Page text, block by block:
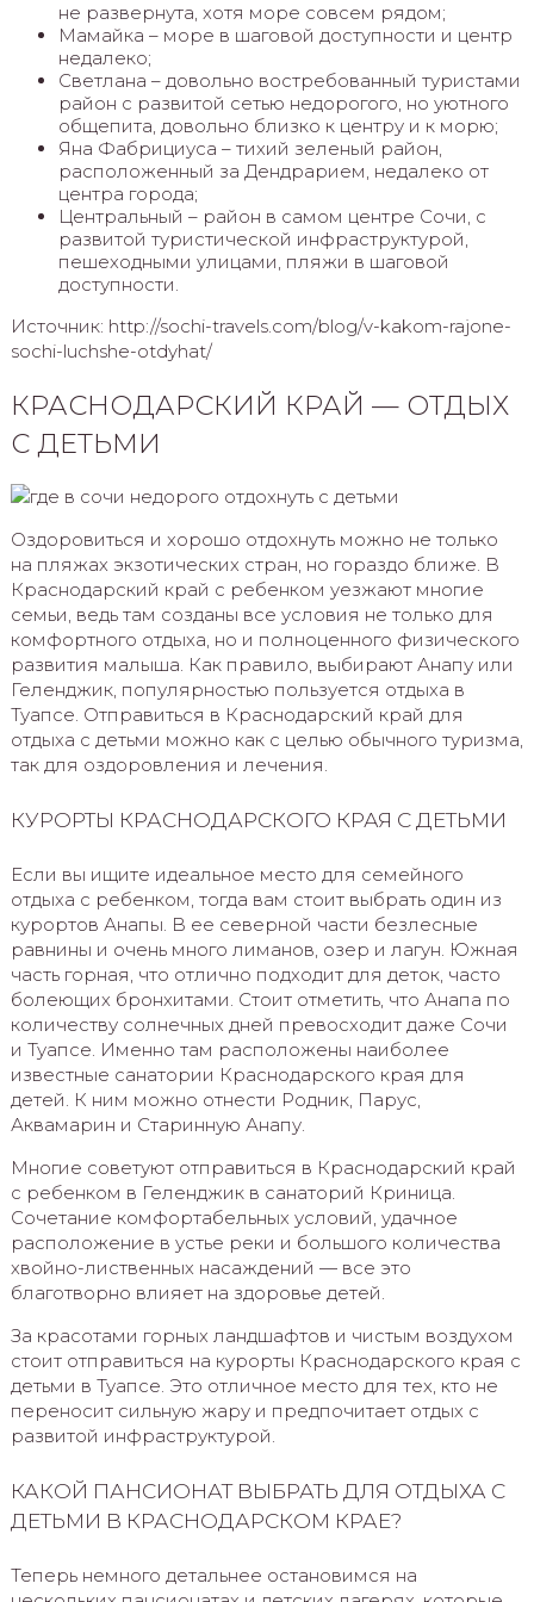
не развернута, хотя море совсем рядом;
Мамайка – море в шаговой доступности и центр
недалеко;
Светлана – довольно востребованный туристами
район с развитой сетью недорогого, но уютного
общепита, довольно близко к центру и к морю;
Яна Фабрициуса – тихий зеленый район,
расположенный за Дендрарием, недалеко от
центра города;
Центральный – район в самом центре Сочи, с
развитой туристической инфраструктурой,
пешеходными улицами, пляжи в шаговой
доступности.
Источник: http://sochi-travels.com/blog/v-kakom-rajone-
sochi-luchshe-otdyhat/
КРАСНОДАРСКИЙ КРАЙ — ОТДЫХ
С ДЕТЬМИ
Оздоровиться и хорошо отдохнуть можно не только
на пляжах экзотических стран, но гораздо ближе. В
Краснодарский край с ребенком уезжают многие
семьи, ведь там созданы все условия не только для
комфортного отдыха, но и полноценного физического
развития малыша. Как правило, выбирают Анапу или
Геленджик, популярностью пользуется отдыха в
Туапсе. Отправиться в Краснодарский край для
отдыха с детьми можно как с целью обычного туризма,
так для оздоровления и лечения.
КУРОРТЫ КРАСНОДАРСКОГО КРАЯ С ДЕТЬМИ
Если вы ищите идеальное место для семейного
отдыха с ребенком, тогда вам стоит выбрать один из
курортов Анапы. В ее северной части безлесные
равнины и очень много лиманов, озер и лагун. Южная
часть горная, что отлично подходит для деток, часто
болеющих бронхитами. Стоит отметить, что Анапа по
количеству солнечных дней превосходит даже Сочи
и Туапсе. Именно там расположены наиболее
известные санатории Краснодарского края для
детей. К ним можно отнести Родник, Парус,
Аквамарин и Старинную Анапу.
Многие советуют отправиться в Краснодарский край
с ребенком в Геленджик в санаторий Криница.
Сочетание комфортабельных условий, удачное
расположение в устье реки и большого количества
хвойно-лиственных насаждений — все это
благотворно влияет на здоровье детей.
За красотами горных ландшафтов и чистым воздухом
стоит отправиться на курорты Краснодарского края с
детьми в Туапсе. Это отличное место для тех, кто не
переносит сильную жару и предпочитает отдых с
развитой инфраструктурой.
КАКОЙ ПАНСИОНАТ ВЫБРАТЬ ДЛЯ ОТДЫХА С
ДЕТЬМИ В КРАСНОДАРСКОМ КРАЕ?
Теперь немного детальнее остановимся на